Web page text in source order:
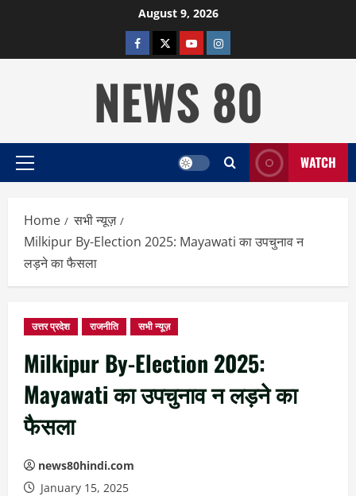
August 9, 2026
facebooktwitterYOUTUBE
instagram
NEWS 80
Primary
WATCH
Home
सभी न्यूज़
Milkipur By-Election 2025: Mayawati का उपचुनाव न
लड़ने का फैसला
उत्तर प्रदेश राजनीति सभी न्यूज़
Milkipur By-Election 2025:
Mayawati का उपचुनाव न लड़ने का
फैसला
news80hindi.com
January 15, 2025